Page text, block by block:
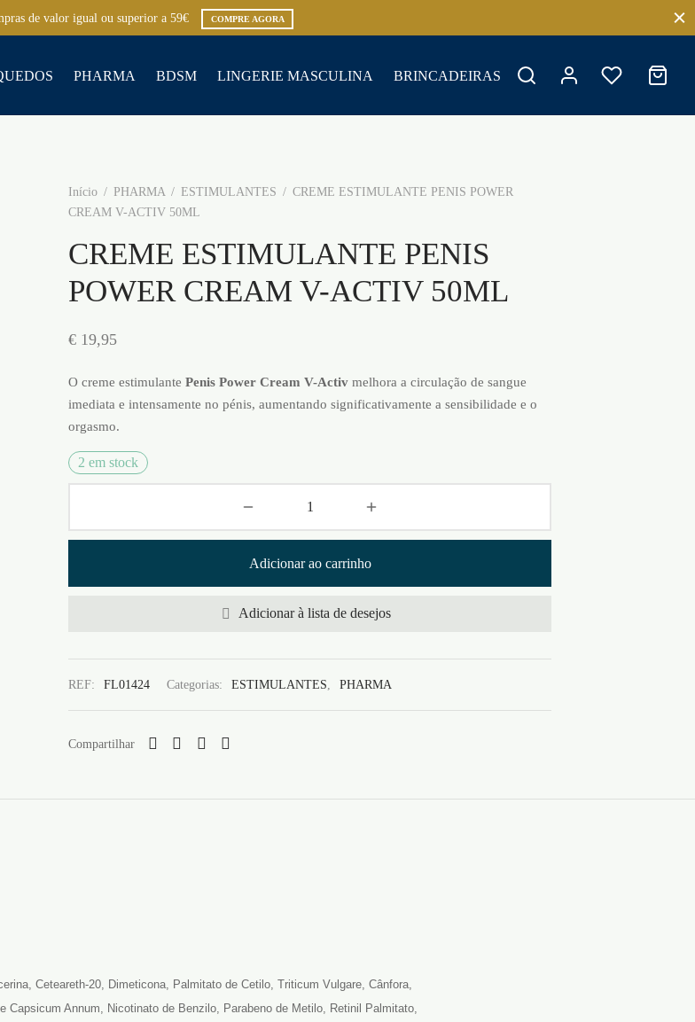
de valor igual ou superior a 59€ COMPRE AGORA
PHARMA BDSM LINGERIE MASCULINA BRINCADEIRAS
Início / PHARMA / ESTIMULANTES / CREME ESTIMULANTE PENIS POWER
CREAM V-ACTIV 50ML
CREME ESTIMULANTE PENIS
POWER CREAM V-ACTIV 50ML
€ 19,95
O creme estimulante Penis Power Cream V-Activ melhora a circulação de sangue
imediata e intensamente no pénis, aumentando significativamente a sensibilidade e o
orgasmo.
2 em stock
Adicionar ao carrinho
Adicionar à lista de desejos
REF: FL01424 Categorias: ESTIMULANTES PHARMA
Compartilhar
Ceteareth-20, Dimeticona, Palmitato de Cetilo, Triticum Vulgare, Cânfora,
Annum, Nicotinato de Benzilo, Parabeno de Metilo, Retinil Palmitato,